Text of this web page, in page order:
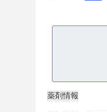
薬剤情報